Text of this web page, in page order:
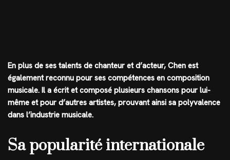
En plus de ses talents de chanteur et d’acteur, Chen est
également reconnu pour ses compétences en composition
musicale. Il a écrit et composé plusieurs chansons pour lui-
même et pour d’autres artistes, prouvant ainsi sa polyvalence
dans l’industrie musicale.
Sa popularité internationale